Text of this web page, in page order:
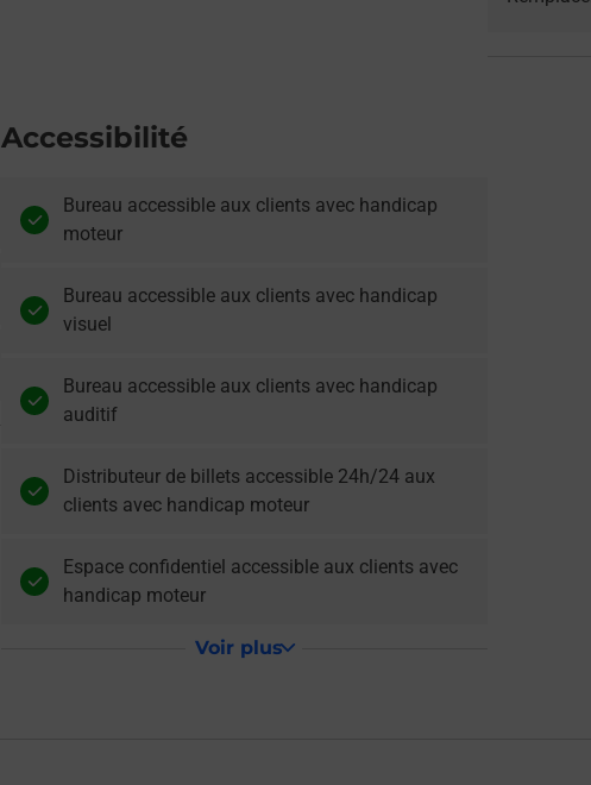
Accessibilité
Bureau accessible aux clients avec handicap
moteur
Bureau accessible aux clients avec handicap
visuel
Bureau accessible aux clients avec handicap
auditif
Distributeur de billets accessible 24h/24 aux
clients avec handicap moteur
Espace confidentiel accessible aux clients avec
handicap moteur
Voir plus